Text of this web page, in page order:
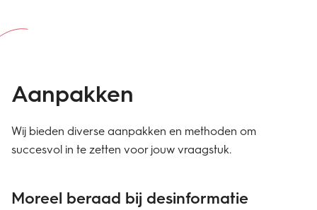
Aanpakken
Wij bieden diverse aanpakken en methoden om
succesvol in te zetten voor jouw vraagstuk.
Moreel beraad bij desinformatie